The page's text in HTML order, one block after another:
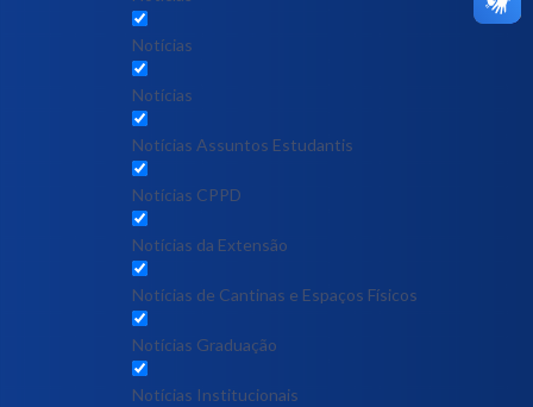
Notícias
Notícias
Notícias Assuntos Estudantis
Notícias CPPD
Notícias da Extensão
Notícias de Cantinas e Espaços Físicos
Notícias Graduação
Notícias Institucionais